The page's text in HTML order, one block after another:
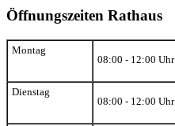
Öffnungszeiten Rathaus
Montag
08:00 - 12:00 Uhr
Dienstag
08:00 - 12:00 Uhr